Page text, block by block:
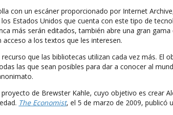
con un escáner proporcionado por Internet
Estados Unidos que cuenta con este tipo de
más serán editados, también abre una gran
a los textos que les interesen.
que las bibliotecas utilizan cada vez más. El
las que sean posibles para dar a conocer al
de Brewster Kahle, cuyo objetivo es crear
The Economist, el 5 de marzo de 2009, publicó